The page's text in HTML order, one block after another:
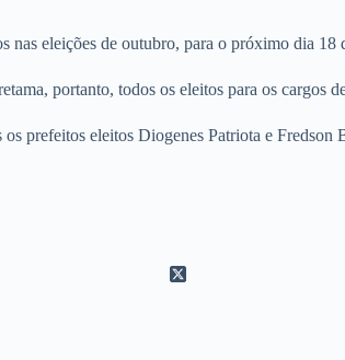
eleições de outubro, para o próximo dia
portanto, todos os eleitos para os cargos
prefeitos eleitos Diogenes Patriota e